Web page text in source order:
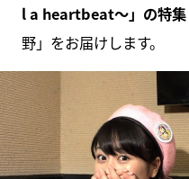
l a heartbeat〜」の特集
野」をお届けします。